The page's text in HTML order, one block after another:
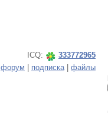
ICQ:
333772965
форум подписка| файлы